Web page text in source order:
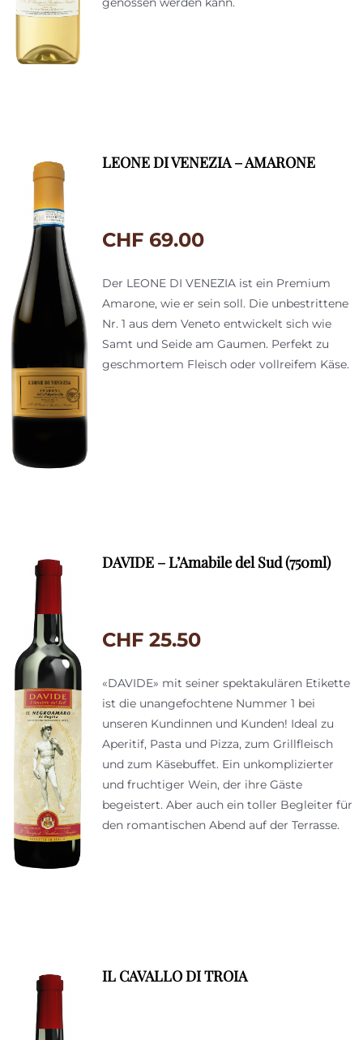
LEONE DI VENEZIA – AMARONE
CHF 69.00
Der LEONE DI VENEZIA ist ein Premium
Amarone, wie er sein soll. Die unbestrittene
Nr. 1 aus dem Veneto entwickelt sich wie
Samt und Seide am Gaumen. Perfekt zu
geschmortem Fleisch oder vollreifem Käse.
DAVIDE – L’Amabile del Sud (750ml)
CHF 25.50
«DAVIDE» mit seiner spektakulären Etikette
ist die unangefochtene Nummer 1 bei
unseren Kundinnen und Kunden! Ideal zu
Aperitif, Pasta und Pizza, zum Grillfleisch
und zum Käsebuffet. Ein unkomplizierter
und fruchtiger Wein, der ihre Gäste
begeistert. Aber auch ein toller Begleiter für
den romantischen Abend auf der Terrasse.
IL CAVALLO DI TROIA